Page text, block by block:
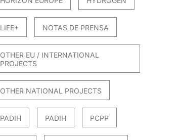
LIFE+ NOTAS DE PRENSA
OTHER EU / INTERNATIONAL
PROJECTS
OTHER NATIONAL PROJECTS
PADIH PADIH PCPP